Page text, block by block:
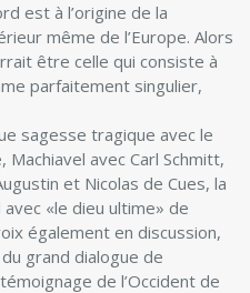
est à l’origine de la
même de l’Europe. Alors
être celle qui consiste à
parfaitement singulier,
sagesse tragique avec le
avec Carl Schmitt,
et Nicolas de Cues, la
«le dieu ultime» de
également en discussion,
grand dialogue de
de l’Occident de